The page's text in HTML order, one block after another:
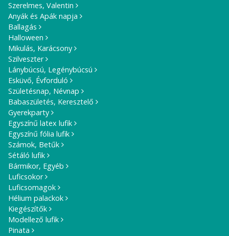
Szerelmes, Valentin
Anyák és Apák napja
Ballagás
Halloween
Mikulás, Karácsony
Szilveszter
Lánybúcsú, Legénybúcsú
Esküvő, Évforduló
Születésnap, Névnap
Babaszületés, Keresztelő
Gyerekparty
Egyszínű latex lufik
Egyszínű fólia lufik
Számok, Betűk
Sétáló lufik
Bármikor, Egyéb
Luficsokor
Luficsomagok
Hélium palackok
Kiegészítők
Modellező lufik
Pinata